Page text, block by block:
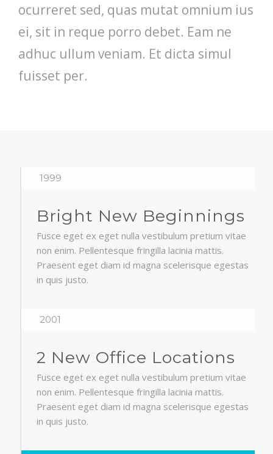
ocurreret sed, quas mutat omnium ius
ei, sit in reque porro debet. Eam ne
adhuc ullum veniam. Et dicta simul
fuisset per.
1999
Bright New Beginnings
Fusce eget ex eget nulla vestibulum pretium vitae
non enim. Pellentesque fringilla lacinia mattis.
Praesent eget diam id magna scelerisque egestas
in quis justo.
2001
2 New Office Locations
Fusce eget ex eget nulla vestibulum pretium vitae
non enim. Pellentesque fringilla lacinia mattis.
Praesent eget diam id magna scelerisque egestas
in quis justo.